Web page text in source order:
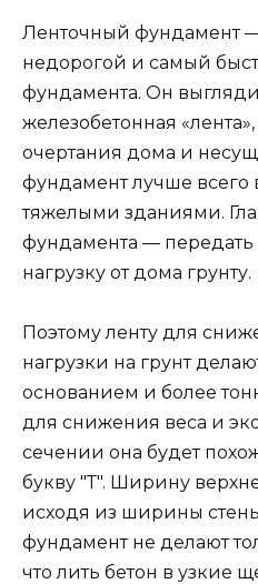
Ленточный фундамент
недорогой и самый
фундамента. Он
железобетонная
очертания дома и
фундамент лучше всего
тяжелыми зданиями.
фундамента — передать
нагрузку от дома грунту.
Поэтому ленту для
нагрузки на грунт
основанием и более
для снижения веса и
сечении она будет
букву "Т". Ширину
исходя из ширины
фундамент не делают
что лить бетон в узкие